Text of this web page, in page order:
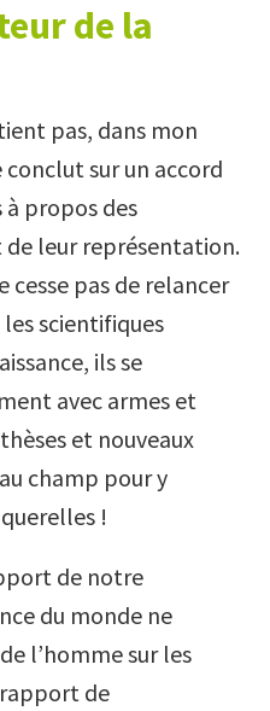
de la
pas, dans mon
conclut sur un accord
propos des
de leur représentation.
cesse pas de relancer
scientifiques
ils se
avec armes et
et nouveaux
champ pour y
!
de notre
du monde ne
l’homme sur les
de